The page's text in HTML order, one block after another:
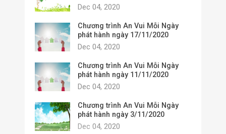
ngày01/12/2020
Dec 04, 2020
Chương trình An Vui Mỗi Ngày
phát hành ngày 17/11/2020
Dec 04, 2020
Chương trình An Vui Mỗi Ngày
phát hành ngày 11/11/2020
Dec 04, 2020
Chương trình An Vui Mỗi Ngày
phát hành ngày 3/11/2020
Dec 04, 2020